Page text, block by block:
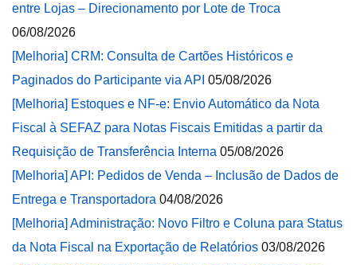
entre Lojas – Direcionamento por Lote de Troca
06/08/2026
[Melhoria] CRM: Consulta de Cartões Históricos e
Paginados do Participante via API 05/08/2026
[Melhoria] Estoques e NF-e: Envio Automático da Nota
Fiscal à SEFAZ para Notas Fiscais Emitidas a partir da
Requisição de Transferência Interna 05/08/2026
[Melhoria] API: Pedidos de Venda – Inclusão de Dados de
Entrega e Transportadora 04/08/2026
[Melhoria] Administração: Novo Filtro e Coluna para Status
da Nota Fiscal na Exportação de Relatórios 03/08/2026